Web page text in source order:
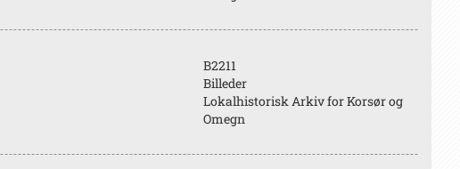
B2211
Billeder
Lokalhistorisk Arkiv for Korsør og
Omegn